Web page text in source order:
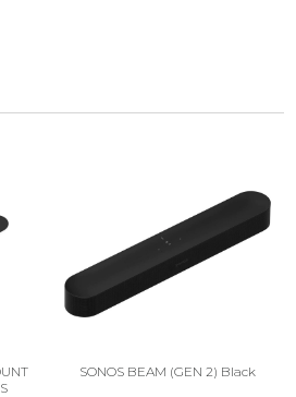
SONOS BEAM (GEN 2) Black